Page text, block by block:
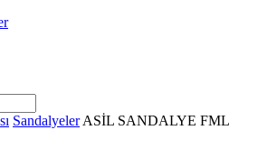
Sandalyeler ASİL SANDALYE FML